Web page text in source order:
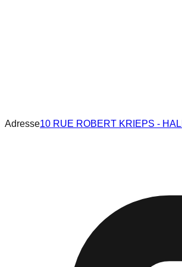
Adresse10 RUE ROBERT KRIEPS -